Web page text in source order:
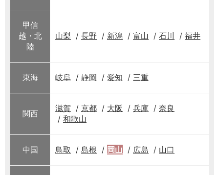
甲信
越・北
陸
山梨 長野 新潟 富山 石川 福井
東海 岐阜 静岡 愛知 三重
関西
滋賀 京都 大阪 兵庫
奈良
和歌山
中国 鳥取 島根 岡山 広島 山口